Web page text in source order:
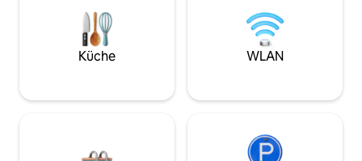
Straße sind inbegriffen. Restaurants,
Bars, Coffeeshops und lokale Favoriten
sind nur wenige Schritte entfernt.
Perfekt für einen romantischen
Besondere Wünsche und Unterkünfte
wenige Schritte
Sightseeing,
Haltestelle und
Diese Wohnung
Küche WLAN